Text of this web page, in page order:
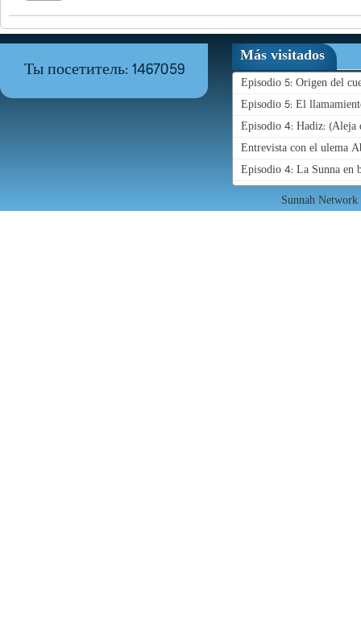
Ты посетитель: 1467059
Más visitados
Episodio 5: Origen del
Episodio 5: El
Episodio 4: Hadiz: (Aleja
Entrevista con el ulema
Episodio 4: La Sunna en